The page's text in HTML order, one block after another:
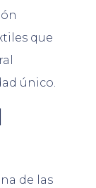
que
único.
de las